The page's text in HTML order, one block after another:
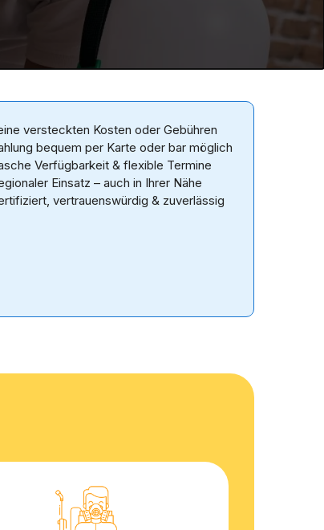
versteckten Kosten oder Gebühren
bequem per Karte oder bar möglich
Verfügbarkeit & flexible Termine
Einsatz – auch in Ihrer Nähe
vertrauenswürdig & zuverlässig